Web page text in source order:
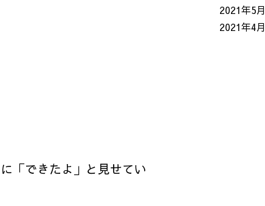
「できたよ」と見せてい
2021年5月
2021年4月